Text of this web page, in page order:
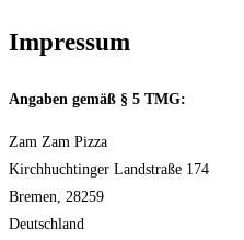
Impressum
Angaben gemäß § 5 TMG:
Zam Zam Pizza
Kirchhuchtinger Landstraße 174
Bremen, 28259
Deutschland